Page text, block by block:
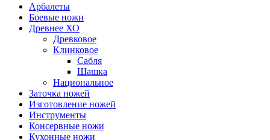
Арбалеты
Боевые ножи
Древнее ХО
Древковое
Клинковое
Сабля
Шашка
Национальное
Заточка ножей
Изготовление ножей
Инструменты
Консервные ножи
Кухонные ножи